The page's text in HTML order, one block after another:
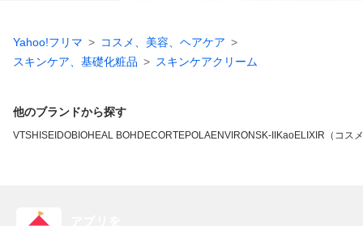
Yahoo!フリマ
コスメ、美容、ヘアケア
スキンケア、基礎化粧品
スキンケアクリーム
他のブランドから探す
VTSHISEIDOBIOHEAL BOH DECORTEPOLAENVIRONSK-II KaoELIXIR（コス